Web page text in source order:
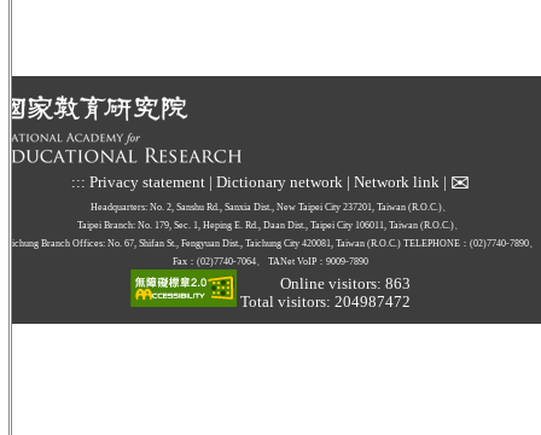
::: Privacy statement Dictionary network Network link ✉
Headquarters: No. 2, Sanshu Rd., Sanxia Dist., New Taipei City 237201, Taiwan (R.O.C.)、
Taipei Branch: No. 179, Sec. 1, Heping E. Rd., Daan Dist., Taipei City 106011, Taiwan (R.O.C.)、
Taichung Branch Offices: No. 67, Shifan St., Fengyuan Dist., Taichung City 420081, Taiwan (R.O.C.) TELEPHONE：(02)7740-7890、
Fax：(02)7740-7064、
TANet VoIP：9009-7890
Online visitors: 863
Total visitors: 204987472